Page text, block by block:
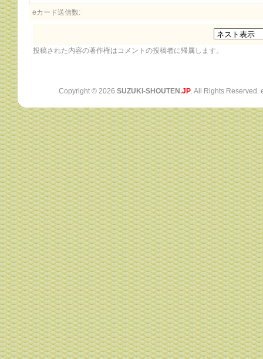
eカード送信数:
投稿された内容の著作権はコメントの投稿者に帰属します。
Copyright © 2026 SUZUKI-SHOUTEN.JP. All Rights Reserved.